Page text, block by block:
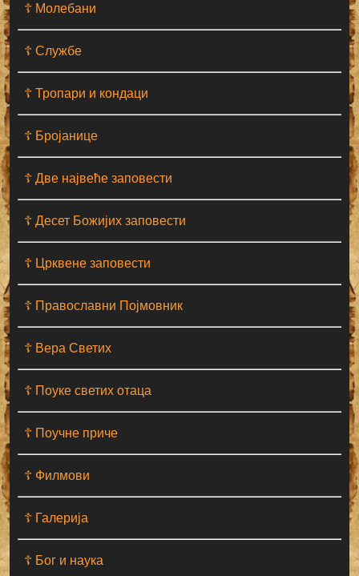
☦ Молебани
☦ Службе
☦ Тропари и кондаци
☦ Бројанице
☦ Две највеће заповести
☦ Десет Божијих заповести
☦ Црквене заповести
☦ Православни Појмовник
☦ Вера Светих
☦ Поуке светих отаца
☦ Поучне приче
☦ Филмови
☦ Галерија
☦ Бог и наука